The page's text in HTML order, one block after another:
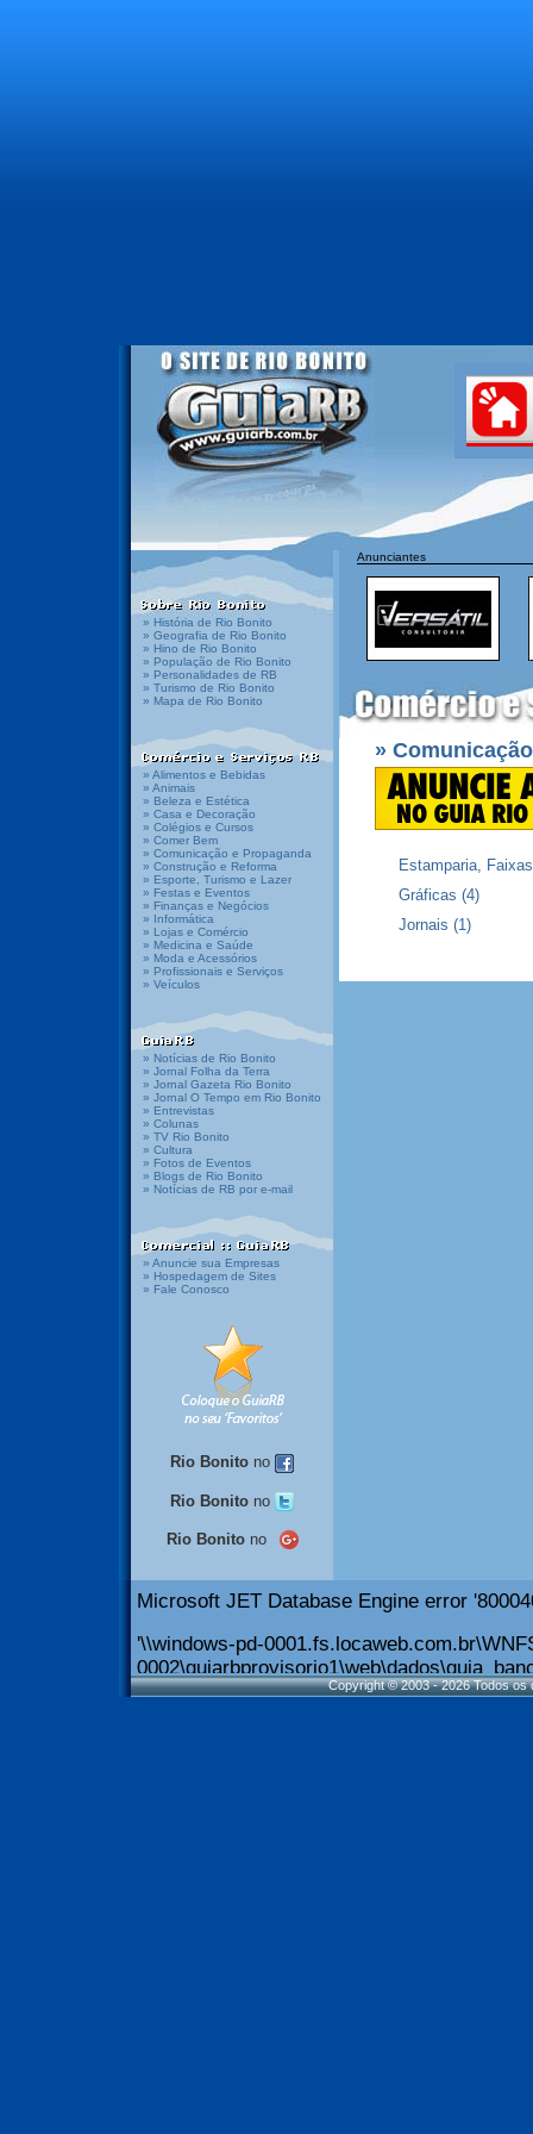
» História de Rio Bonito
» Geografia de Rio Bonito
» Hino de Rio Bonito
» População de Rio Bonito
» Personalidades de RB
» Turismo de Rio Bonito
» Mapa de Rio Bonito
» Alimentos e Bebidas
» Animais
» Beleza e Estética
» Casa e Decoração
» Colégios e Cursos
» Comer Bem
» Comunicação e Propaganda
» Construção e Reforma
» Esporte, Turismo e Lazer
» Festas e Eventos
» Finanças e Negócios
» Informática
» Lojas e Comércio
» Medicina e Saúde
» Moda e Acessórios
» Profissionais e Serviços
» Veículos
» Notícias de Rio Bonito
» Jornal Folha da Terra
» Jornal Gazeta Rio Bonito
» Jornal O Tempo em Rio Bonito
» Entrevistas
» Colunas
» TV Rio Bonito
» Cultura
» Fotos de Eventos
» Blogs de Rio Bonito
» Notícias de RB por e-mail
» Anuncie sua Empresas
» Hospedagem de Sites
» Fale Conosco
Rio Bonito no
Rio Bonito no
Rio Bonito no
Anunciantes
»
Estamparia,
Gráficas (4)
Jornais (1)
Copyright © 2003 - 2026 Todos